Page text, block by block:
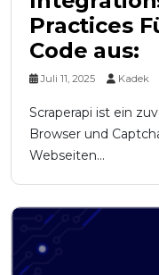
Practices
Code aus:
Juli 11, 2025 Kadek
Scraperapi ist ein
Browser und
Webseiten...